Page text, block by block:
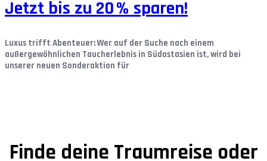
Jetzt bis zu 20 % sparen!
Luxus trifft Abenteuer:Wer auf der Suche nach einem
außergewöhnlichen Taucherlebnis in Südostasien ist, wird bei
unserer neuen Sonderaktion für
Finde deine Traumreise oder